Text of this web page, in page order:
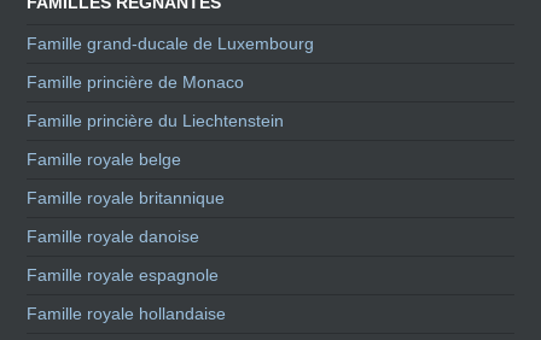
Famille grand-ducale de Luxembourg
Famille princière de Monaco
Famille princière du Liechtenstein
Famille royale belge
Famille royale britannique
Famille royale danoise
Famille royale espagnole
Famille royale hollandaise